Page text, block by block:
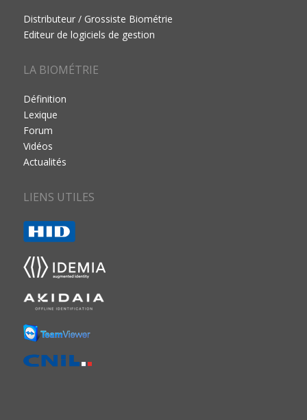
Distributeur / Grossiste Biométrie
Editeur de logiciels de gestion
LA BIOMÉTRIE
Définition
Lexique
Forum
Vidéos
Actualités
LIENS UTILES